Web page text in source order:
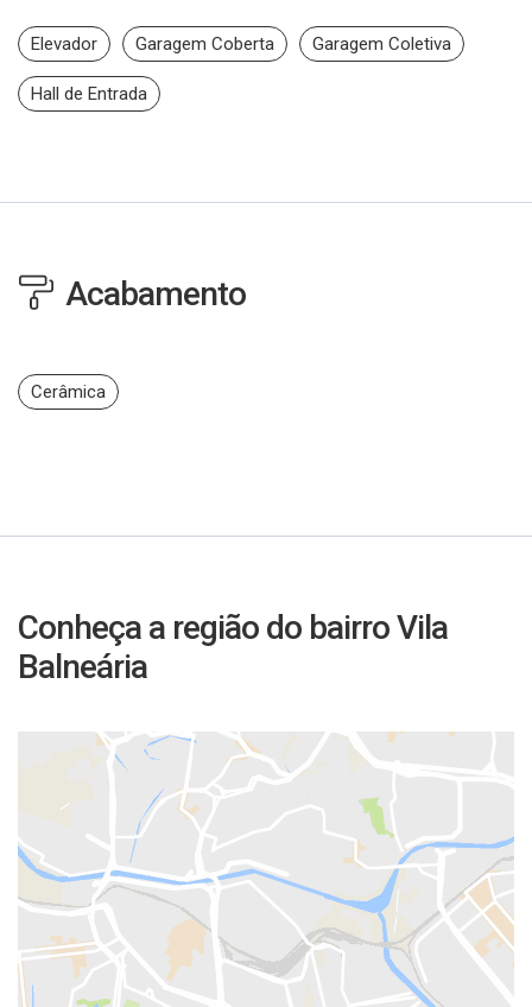
Elevador Garagem Coberta Garagem Coletiva
Hall de Entrada
Acabamento
Cerâmica
Conheça a região do bairro Vila
Balneária